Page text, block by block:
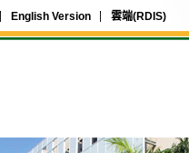
English Version 雲端(RDIS)